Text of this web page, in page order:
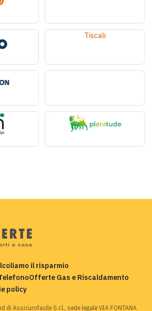
Tiscali
il risparmio
Offerte Gas e Riscaldamento
policy
di Assicurofacile S.r.l., sede legale VIA FONTANA